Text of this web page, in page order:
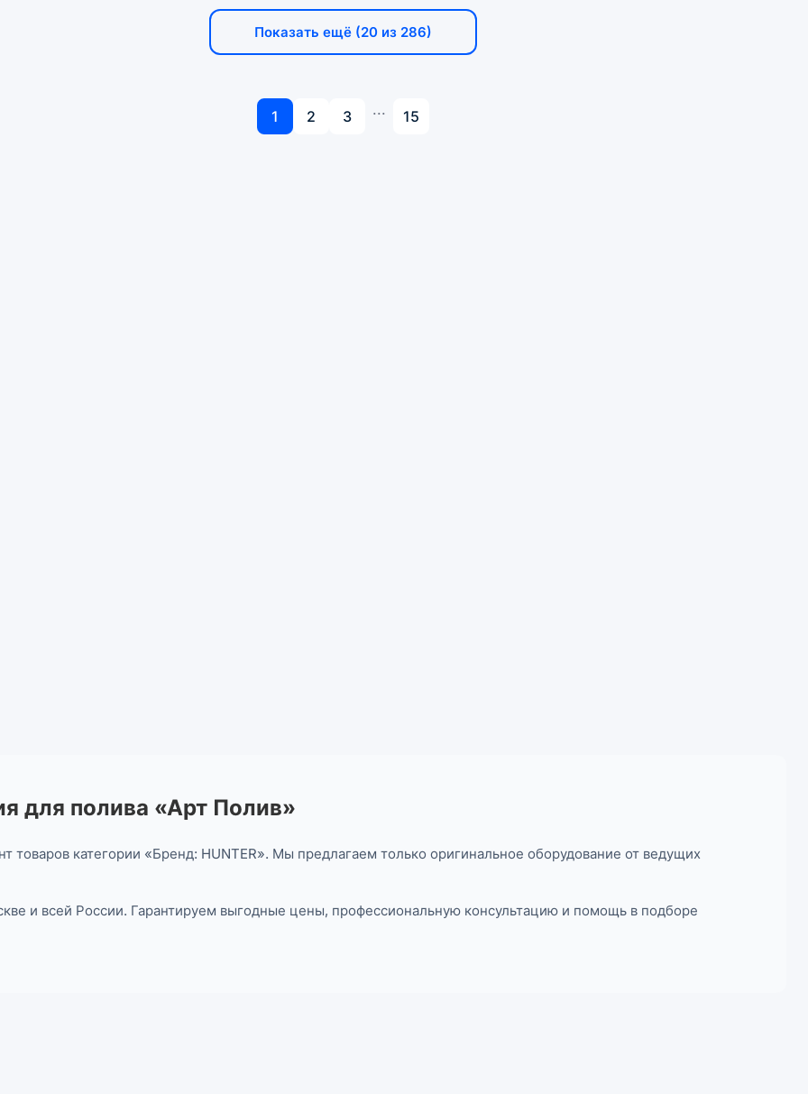
Показать ещё (20 из 286)
1 2 3 ... 15
для полива «Арт Полив»
товаров категории «Бренд: HUNTER». Мы предлагаем только оригинальное оборудование от ведущих
и всей России. Гарантируем выгодные цены, профессиональную консультацию и помощь в подборе